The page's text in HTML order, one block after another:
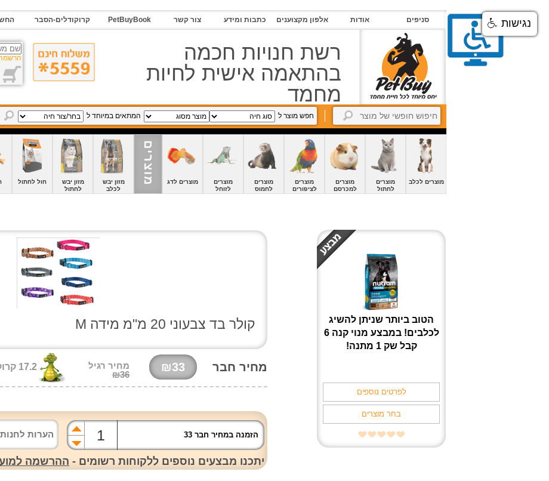
סניפים
אודות
סניפים אודות אלפון מקצוענים כתבות ומידע צור קשר PetBuyBook קרוקודלים-הסבר
רשת חנויות חכמה
בהתאמה אישית לחיות
מחמד
חפש מוצר ל המתאים במיוחד ל
מוצרים לכלב
מוצרים
לחתול
מוצרים
למכרסם
מוצרים
לציפורים
מוצרים
לחמוס
מוצרים
לזוחל
מוצרים לדג מוצרים
מזון יבש
לכלב
מזון יבש
לחתול
חול לחתול
הטוב ביותר שניתן להשיג
לכלבים! במבצע מנוי קנה 6
קבל שק 1 מתנה!
לפרטים נוספים
בחר מוצרים
קולר בד צבעוני 20 מ"מ מידה M
מחיר חבר ₪33
מחיר רגיל
₪36
17.2 קרוק'
הזמנה במחיר חבר 33
יתכנו מבצעים נוספים ללקוחות רשומים - ההרשמה
נגישות